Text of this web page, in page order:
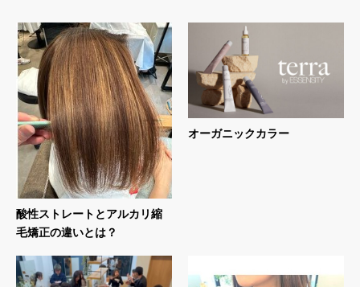
酸性ストレートとアルカリ縮
毛矯正の違いとは？
オーガニックカラー